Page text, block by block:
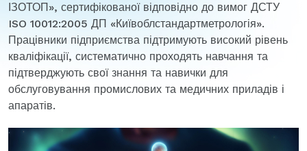
ІЗОТОП», сертифікованої відповідно до вимог ДСТУ
ISO 10012:2005 ДП «Київоблстандартметрологія».
Працівники підприємства підтримують високий рівень
кваліфікації, систематично проходять навчання та
підтверджують свої знання та навички для
обслуговування промислових та медичних приладів і
апаратів.